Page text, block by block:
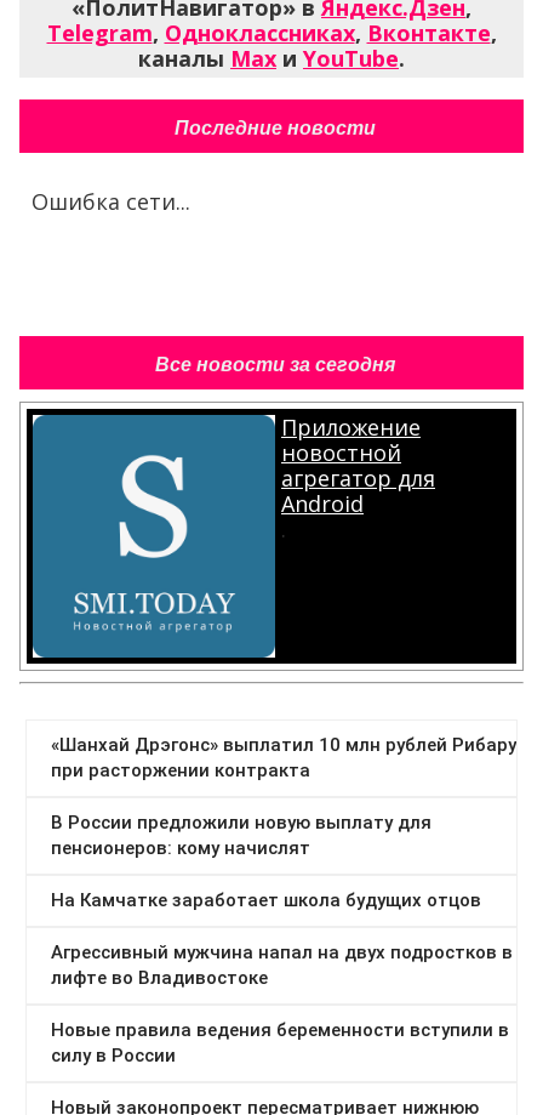
«ПолитНавигатор» вЯндекс.Дзен,
Telegram, Одноклассниках, Вконтакте,
каналы Max и YouTube.
Последние новости
Ошибка сети...
Все новости за сегодня
Приложение
новостной
агрегатор для
Android
.